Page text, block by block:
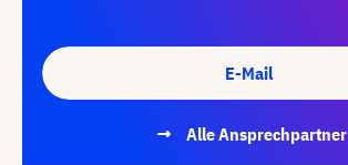
E-Mail
Alle Ansprechpartner